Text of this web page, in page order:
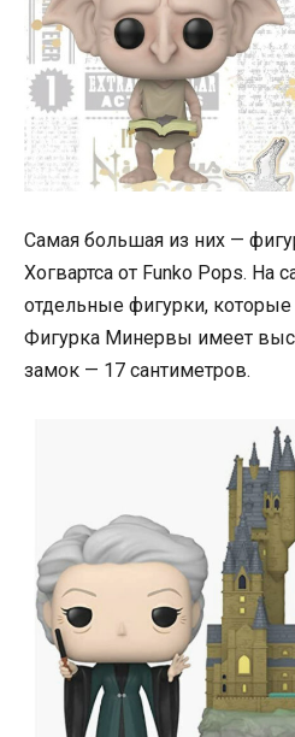
Самая большая из них —
Хогвартса от Funko Pops. На
отдельные фигурки,
Фигурка Минервы имеет
замок — 17 сантиметров.